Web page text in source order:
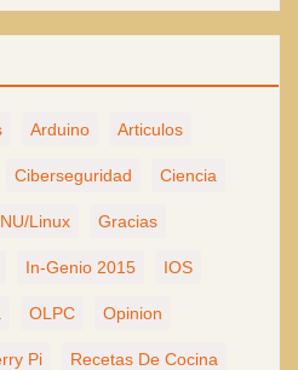
Arduino Articulos
Ciberseguridad Ciencia
Linux Gracias
In-Genio 2015 IOS
OLPC Opinion
Pi Recetas De Cocina